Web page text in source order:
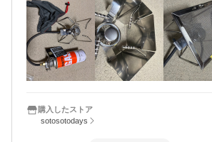
購入したストア
sotosotodays